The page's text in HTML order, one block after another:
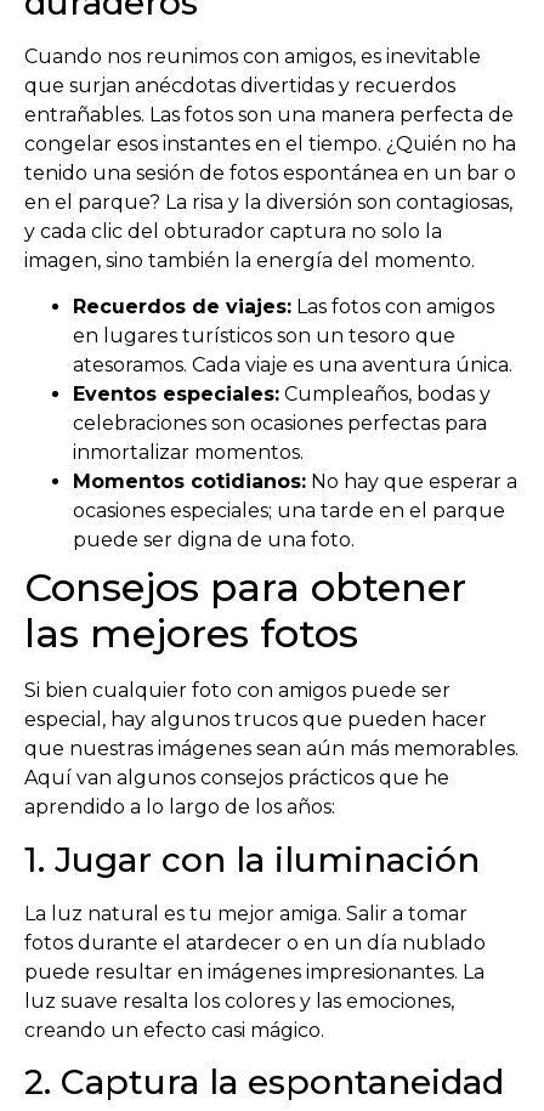
Cuando nos reunimos con amigos, es inevitable
que surjan anécdotas divertidas y recuerdos
entrañables. Las fotos son una manera perfecta de
congelar esos instantes en el tiempo. ¿Quién no ha
tenido una sesión de fotos espontánea en un bar o
en el parque? La risa y la diversión son contagiosas,
y cada clic del obturador captura no solo la
imagen, sino también la energía del momento.
Recuerdos de viajes: Las fotos con amigos
en lugares turísticos son un tesoro que
atesoramos. Cada viaje es una aventura única.
Eventos especiales: Cumpleaños, bodas y
celebraciones son ocasiones perfectas para
inmortalizar momentos.
Momentos cotidianos: No hay que esperar a
ocasiones especiales; una tarde en el parque
puede ser digna de una foto.
Consejos para obtener
las mejores fotos
Si bien cualquier foto con amigos puede ser
especial, hay algunos trucos que pueden hacer
que nuestras imágenes sean aún más memorables.
Aquí van algunos consejos prácticos que he
aprendido a lo largo de los años:
1. Jugar con la iluminación
La luz natural es tu mejor amiga. Salir a tomar
fotos durante el atardecer o en un día nublado
puede resultar en imágenes impresionantes. La
luz suave resalta los colores y las emociones,
creando un efecto casi mágico.
2. Captura la espontaneidad